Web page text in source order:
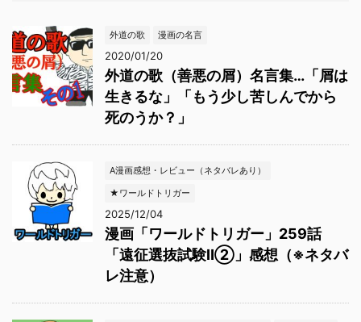
外道の歌 漫画の名言
2020/01/20
外道の歌（善悪の屑）名言集…「屑は
生きるな」「もう少し苦しんでから
死のうか？」
A漫画感想・レビュー（ネタバレあり）
★ワールドトリガー
2025/12/04
漫画「ワールドトリガー」259話
「遠征選抜試験Ⅱ②」感想（※ネタバ
レ注意）